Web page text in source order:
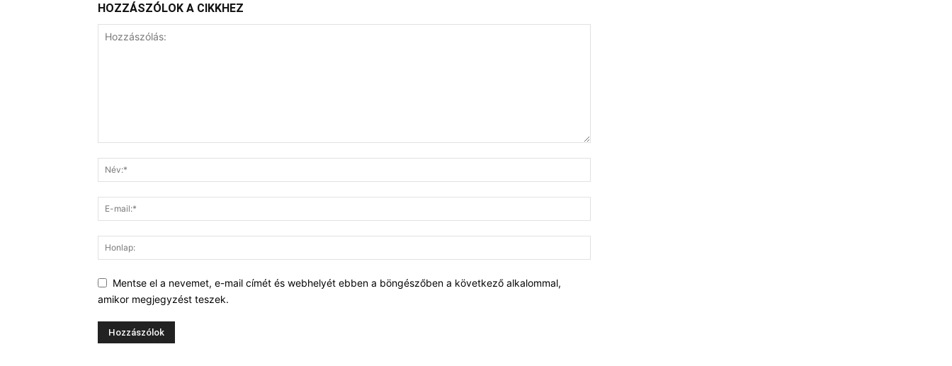
HOZZÁSZÓLOK A CIKKHEZ
Mentse el a nevemet, e-mail címét és webhelyét ebben a böngészőben a következő alkalommal,
amikor megjegyzést teszek.